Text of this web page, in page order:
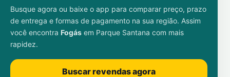
Busque agora ou baixe o app para comparar preço, prazo
de entrega e formas de pagamento na sua região. Assim
você encontra Fogás em Parque Santana com mais
rapidez.
Buscar revendas agora